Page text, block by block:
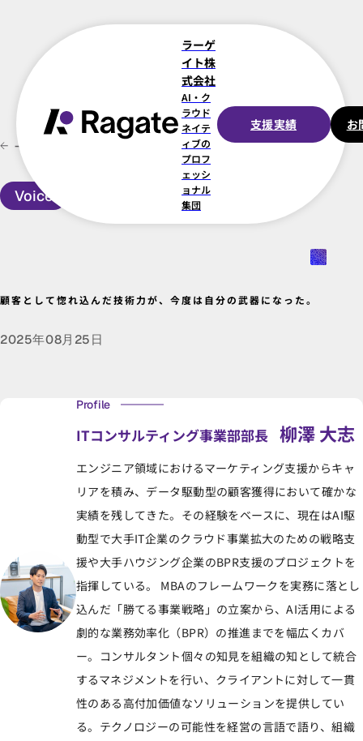
ラーゲ
イト株
式会社
AI・ク
ラウド
ネイテ
ィブの
プロフ
ェッシ
ョナル
集団
支援実績
お
一覧に戻る
Voice
顧客として惚れ込んだ技術力が、今度は自分の武器になった。
2025年08月25日
Profile
ITコンサルティング事業部部長 柳澤 大志
エンジニア領域におけるマーケティング支援からキャ
リアを積み、データ駆動型の顧客獲得において確かな
実績を残してきた。その経験をベースに、現在はAI駆
動型で大手IT企業のクラウド事業拡大のための戦略支
援や大手ハウジング企業のBPR支援のプロジェクトを
指揮している。 MBAのフレームワークを実務に落とし
込んだ「勝てる事業戦略」の立案から、AI活用による
劇的な業務効率化（BPR）の推進までを幅広くカバ
ー。コンサルタント個々の知見を組織の知として統合
するマネジメントを行い、クライアントに対して一貫
性のある高付加価値なソリューションを提供してい
る。テクノロジーの可能性を経営の言語で語り、組織